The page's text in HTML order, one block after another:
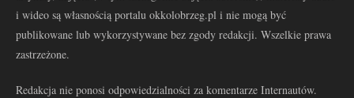
i wideo są własnością portalu okkolobrzeg.pl i nie mogą być
publikowane lub wykorzystywane bez zgody redakcji. Wszelkie prawa
zastrzeżone.
Redakcja nie ponosi odpowiedzialności za komentarze Internautów.